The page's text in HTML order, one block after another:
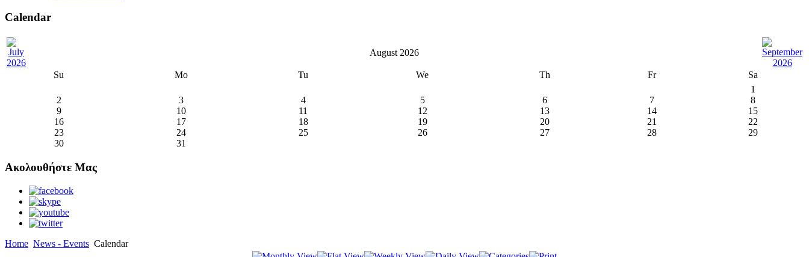
Calendar
August 2026
Su Mo Tu We Th Fr
Sa
1
2
3 4 5 6 7
8
9
10 11 12 13 14
15
16
17 18 19 20 21
22
23
24 25 26 27 28
29
30
31
Ακολουθήστε Μας
Home News - Events Calendar